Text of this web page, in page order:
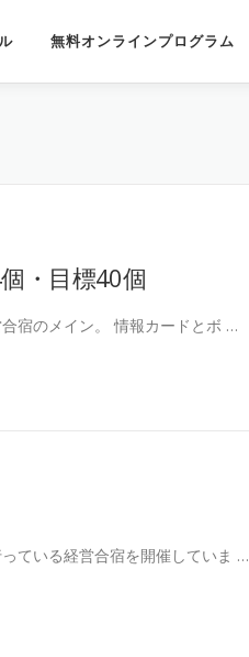
無料オンラインプログラム
・目標40個
宿のメイン。 情報カードとボ …
ている経営合宿を開催していま …